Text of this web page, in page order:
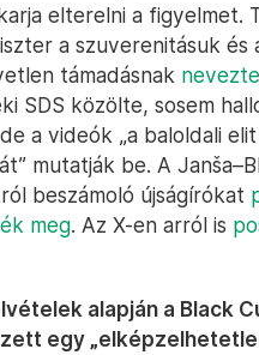
elterelni a figyelmet.
a szuverenitásuk és
támadásnak nevezte
SDS közölte, sosem
a videók „a baloldali
mutatják be. A
beszámoló újságírókat
meg. Az X-en arról is
alapján a Black
egy